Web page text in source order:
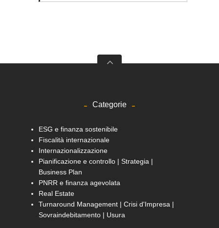
Categorie
ESG e finanza sostenibile
Fiscalità internazionale
Internazionalizzazione
Pianificazione e controllo | Strategia |
Business Plan
PNRR e finanza agevolata
Real Estate
Turnaround Management | Crisi d'Impresa |
Sovraindebitamento | Usura